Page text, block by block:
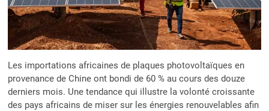
Les importations africaines de plaques photovoltaïques en
provenance de Chine ont bondi de 60 % au cours des douze
derniers mois. Une tendance qui illustre la volonté croissante
des pays africains de miser sur les énergies renouvelables afin